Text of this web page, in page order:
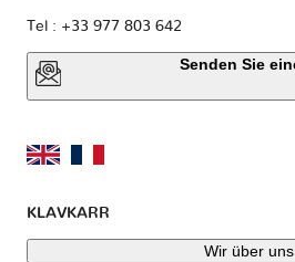
Tel : +33 977 803 642
Senden Sie
KLAVKARR
Wir über uns